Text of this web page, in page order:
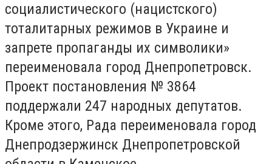
социалистического (нацистского)
тоталитарных режимов в Украине и
запрете пропаганды их символики»
переименовала город Днепропетровск.
Проект постановления № 3864
поддержали 247 народных депутатов.
Кроме этого, Рада переименовала город
Днепродзержинск Днепропетровской